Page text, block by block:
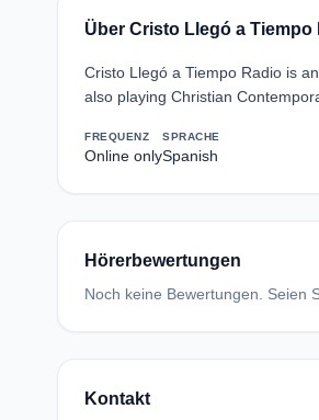
Über Cristo Llegó a Tiempo
Cristo Llegó a Tiempo Radio is
also playing Christian
FREQUENZ
Online only
SPRACHE
Spanish
Hörerbewertungen
Noch keine Bewertungen. Seien
Kontakt